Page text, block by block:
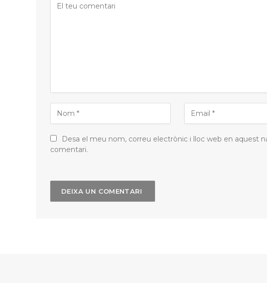
Desa el meu nom, correu electrònic i lloc web en aquest
comentari.